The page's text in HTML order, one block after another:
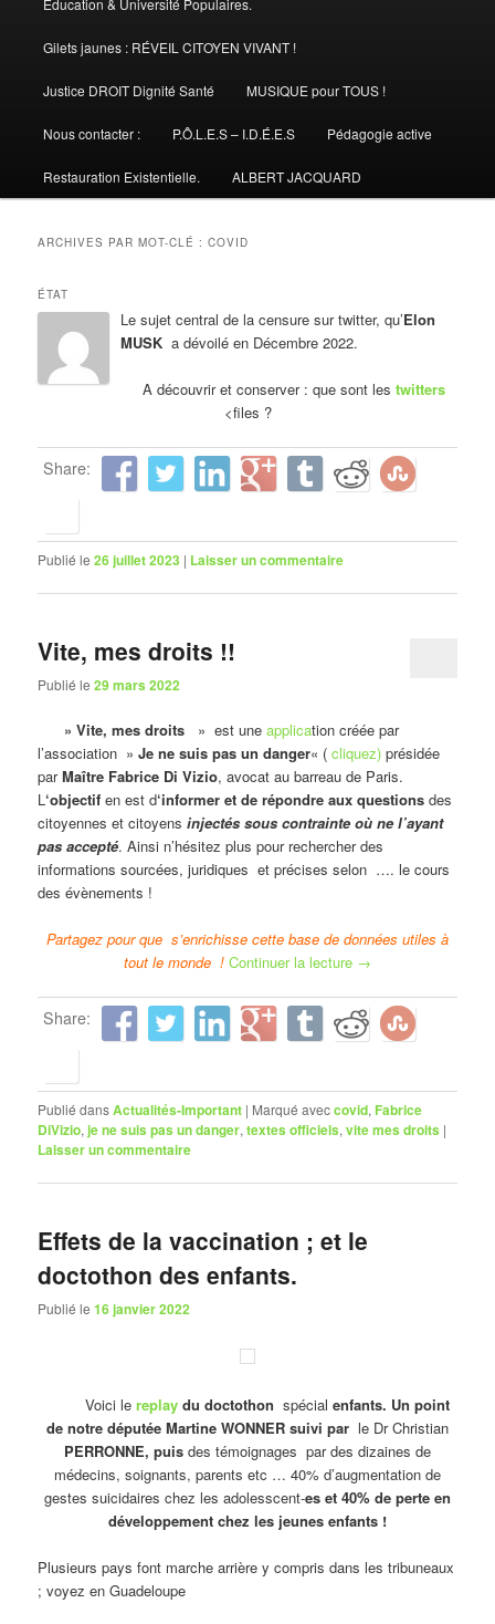
Gilets jaunes : RÉVEIL CITOYEN VIVANT !
Justice DROIT Dignité Santé MUSIQUE pour TOUS !
Nous contacter : P.Ô.L.E.S – I.D.É.E.S Pédagogie active
Restauration Existentielle. ALBERT JACQUARD
ARCHIVES PAR MOT-CLÉ :COVID
ÉTAT
Le sujet central de la censure sur twitter, qu’Elon
MUSK a dévoilé en Décembre 2022.
A découvrir et conserver : que sont les twitters
<files ?
Share:
Publié le26 juillet 2023 | Laisser un commentaire
Vite, mes droits !!
Publié le29 mars 2022
» Vite, mes droits » est uneapplication créée par
l’association »Je ne suis pas un danger« ( cliquez) présidée
parMaître Fabrice Di Vizio, avocat au barreau de Paris.
L‘objectif en est d‘informer et de répondre aux questions des
citoyennes et citoyensinjectés sous contrainte où ne l’ayant
pas accepté. Ainsi n’hésitez plus pour rechercher des
informations sourcées, juridiques et précises selon …. le cours
des évènements !
Partagez pour que s’enrichisse cette base de données utiles à
tout le monde ! Continuer la lecture →
Share:
Publié dansActualités-Important | Marqué aveccovid, Fabrice
DiVizio,je ne suis pas un danger,textes officiels,vite mes droits |
Laisser un commentaire
Effets de la vaccination ; et le
doctothon des enfants.
Publié le16 janvier 2022
Voici le replay du doctothon spécial enfants. Un point
de notre députée Martine WONNER suivi par le Dr Christian
PERRONNE, puis des témoignages par des dizaines de
médecins, soignants, parents etc … 40% d’augmentation de
gestes suicidaires chez les adolesscent-es et 40% de perte en
développement chez les jeunes enfants !
Plusieurs pays font marche arrière y compris dans les tribuneaux
; voyez en Guadeloupe